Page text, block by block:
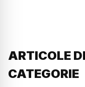
ARTICOLE
CATEGORIE